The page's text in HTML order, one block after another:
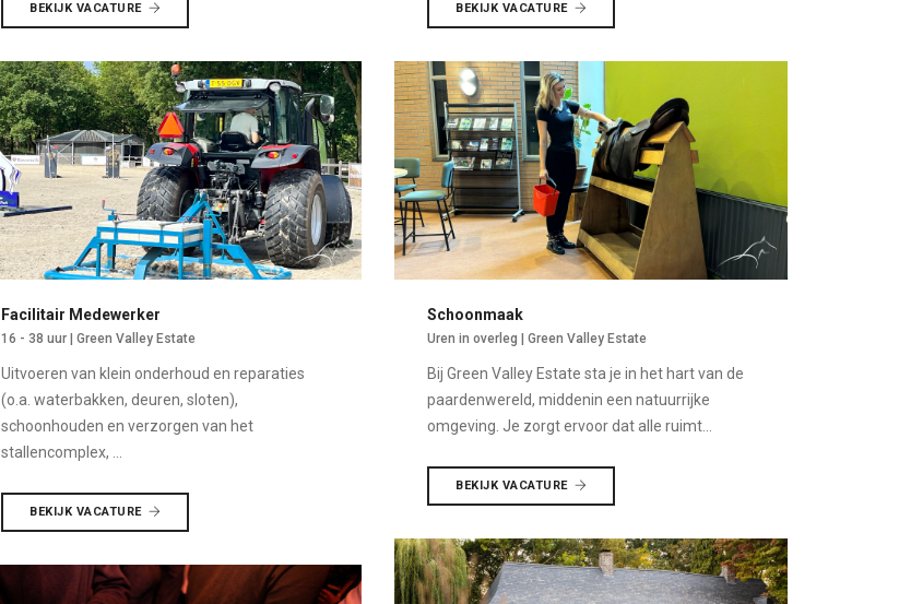
BEKIJK VACATURE
BEKIJK VACATURE
Facilitair Medewerker
16 - 38 uur | Green Valley Estate
Uitvoeren van klein onderhoud en reparaties
(o.a. waterbakken, deuren, sloten),
schoonhouden en verzorgen van het
stallencomplex, ...
BEKIJK VACATURE
Schoonmaak
Uren in overleg | Green Valley Estate
Bij Green Valley Estate sta je in het hart van de
paardenwereld, middenin een natuurrijke
omgeving. Je zorgt ervoor dat alle ruimt...
BEKIJK VACATURE